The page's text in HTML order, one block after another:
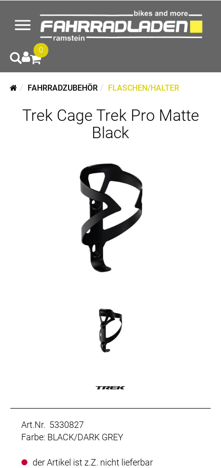
0
FAHRRADZUBEHÖR FLASCHEN/HALTER
Trek Cage Trek Pro Matte
Black
Art.Nr. 5330827
Farbe: BLACK/DARK GREY
der Artikel ist z.Z. nicht lieferbar